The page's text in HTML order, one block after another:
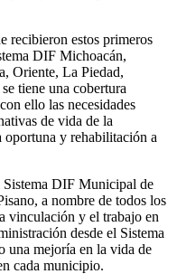
recibieron estos primeros
DIF Michoacán,
Oriente, La Piedad,
tiene una cobertura
ello las necesidades
de vida de la
oportuna y rehabilitación a
Sistema DIF Municipal de
a nombre de todos los
vinculación y el trabajo en
desde el Sistema
una mejoría en la vida de
cada municipio.